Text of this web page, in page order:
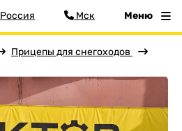
Россия Мск Меню
Прицепы для снегоходов